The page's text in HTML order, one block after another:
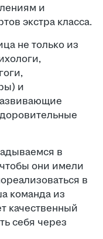
и
экстра класса.
не только из
и
в
они имели
в
команда из
качественный
себя через